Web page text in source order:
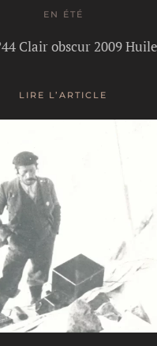
EN ÉTÉ
Clair obscur 2009
LIRE L’ARTICLE